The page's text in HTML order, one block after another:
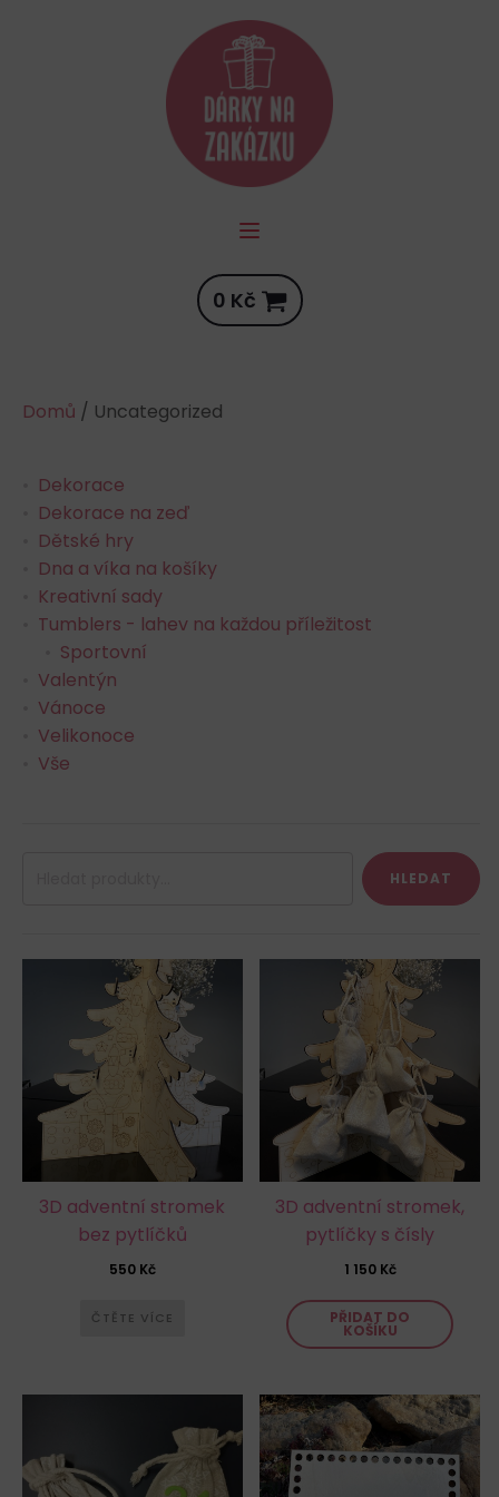
0 Kč
Domů / Uncategorized
Dekorace
Dekorace na zeď
Dětské hry
Dna a víka na košíky
Kreativní sady
Tumblers - lahev na každou příležitost
Sportovní
Valentýn
Vánoce
Velikonoce
Vše
HLEDAT
3D adventní stromek
bez pytlíčků
550 Kč
ČTĚTE VÍCE
3D adventní stromek,
pytlíčky s čísly
1 150 Kč
PŘIDAT DO
KOŠÍKU